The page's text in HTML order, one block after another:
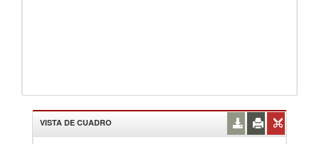
VISTA DE CUADRO